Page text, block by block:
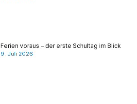
Ferien voraus – der erste Schultag im Blick
9. Juli 2026